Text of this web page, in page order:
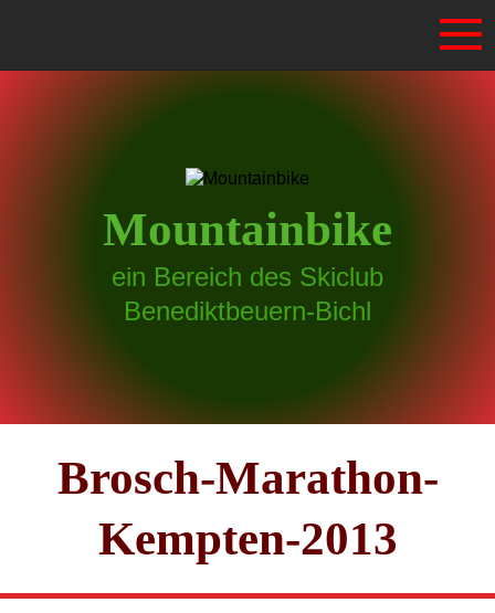
Mountainbike
ein Bereich des Skiclub
Benediktbeuern-Bichl
Brosch-Marathon-
Kempten-2013